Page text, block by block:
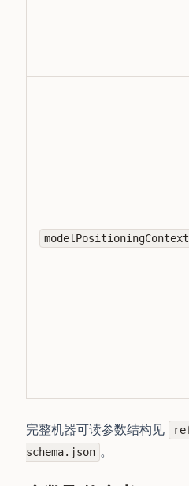
modelPositioningContext
完整机器可读参数结构见
schema.json 。